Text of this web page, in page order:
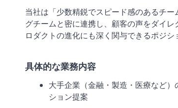
当社は「少数精鋭でスピード感のあるチ
グチームと密に連携し、顧客の声をダイ
ロダクトの進化にも深く関与できるポジシ
具体的な業務内容
大手企業（金融・製造・医療など
ション提案